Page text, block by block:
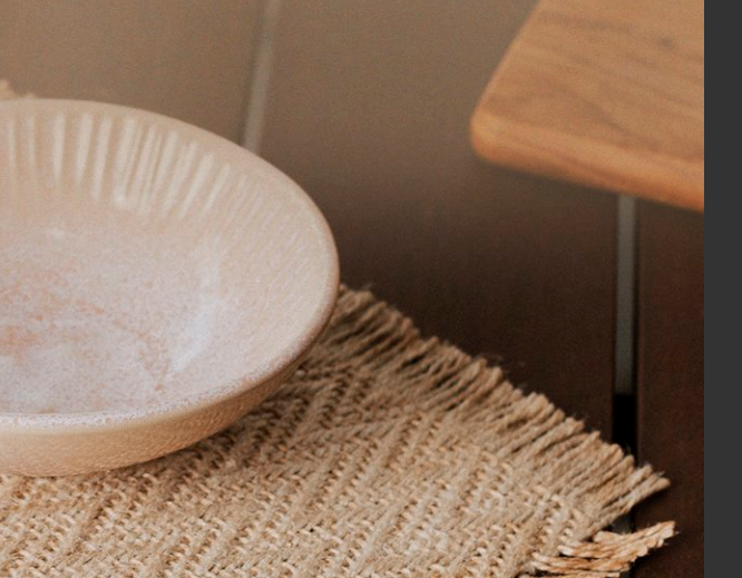
Capa para Duvet Super King Athena 500
Fios Yves Delorme Iris 280cm x 240cm
sem juros
R$ 4.693,00
no boleto ou pix
Jogo de Cama Queen 7 Peças Panorama
R$ 11.134,00
COMPRAR